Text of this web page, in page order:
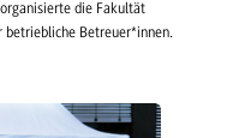
die Fakultät
betriebliche Betreuer*innen.